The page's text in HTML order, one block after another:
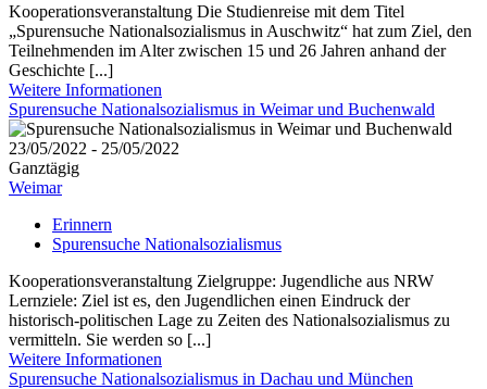
Kooperationsveranstaltung Die Studienreise mit dem Titel
„Spurensuche Nationalsozialismus in Auschwitz“ hat zum Ziel, den
Teilnehmenden im Alter zwischen 15 und 26 Jahren anhand der
Geschichte [...]
Weitere Informationen
Spurensuche Nationalsozialismus in Weimar und Buchenwald
23/05/2022 - 25/05/2022
Ganztägig
Weimar
Erinnern
Spurensuche Nationalsozialismus
Kooperationsveranstaltung Zielgruppe: Jugendliche aus NRW
Lernziele: Ziel ist es, den Jugendlichen einen Eindruck der
historisch-politischen Lage zu Zeiten des Nationalsozialismus zu
vermitteln. Sie werden so [...]
Weitere Informationen
Spurensuche Nationalsozialismus in Dachau und München